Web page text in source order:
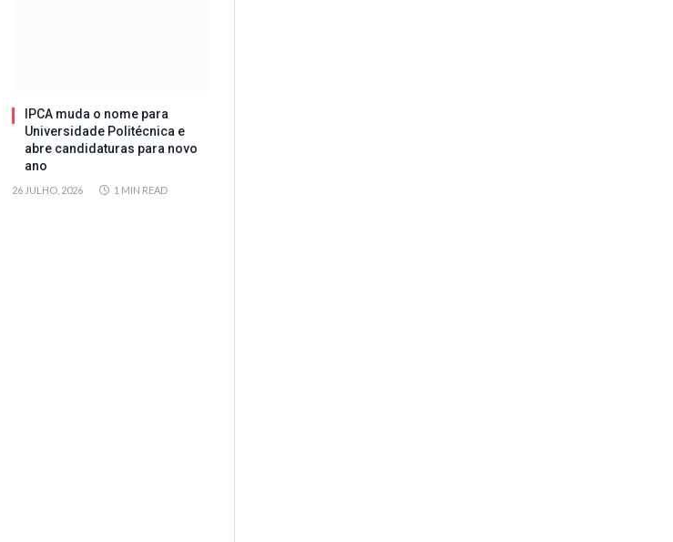
IPCA muda o nome para
Universidade Politécnica e
abre candidaturas para novo
ano
26 JULHO, 2026 1 MIN READ